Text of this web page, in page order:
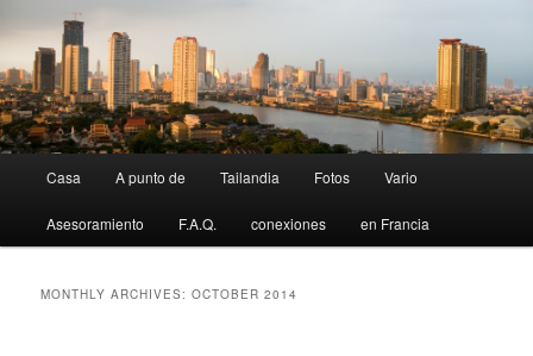
Principal
Ir
a
Saltar
a
Casa A punto de Tailandia Fotos Vario
Asesoramiento F.A.Q. conexiones en Francia
MONTHLY ARCHIVES:OCTOBER 2014